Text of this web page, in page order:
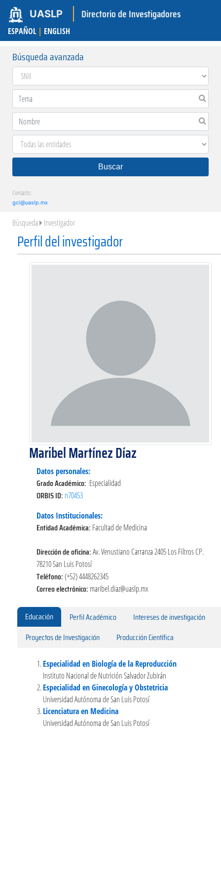
UASLP Directorio de Investigadores
ESPAÑOL | ENGLISH
Búsqueda avanzada
Buscar
Contacto:
gci@uaslp.mx
Búsqueda Investigador
Perfil del investigador
Maribel Martínez Díaz
Datos personales:
Grado Académico: Especialidad
ORBIS ID: n70453
Datos Institucionales:
Entidad Académica: Facultad de Medicina
Dirección de oficina:Av. Venustiano Carranza 2405 Los Filtros CP.
78210 San Luis Potosí
Teléfono:(+52) 4448262345
Correo electrónico: maribel.diaz@uaslp.mx
Educación Perfil Académico
Intereses de investigación
Proyectos de Investigación
Producción Científica
Especialidad en Biología de la Reproducción
Instituto Nacional de Nutrición Salvador Zubirán
Especialidad en Ginecología y Obstetricia
Universidad Autónoma de San Luis Potosí
Licenciatura en Medicina
Universidad Autónoma de San Luis Potosí